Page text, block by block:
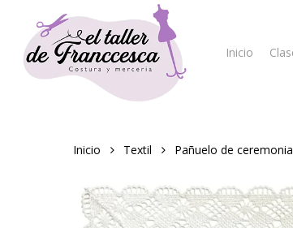
main
content
Hit enter to search or ESC to close
Inicio
Inicio Textil Pañuelo de ceremonia